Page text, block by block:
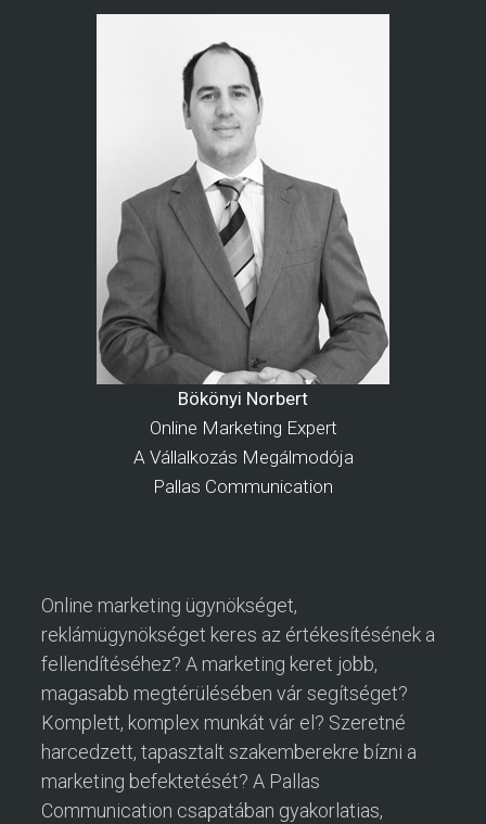
Bökönyi Norbert
Online Marketing Expert
A Vállalkozás Megálmodója
Pallas Communication
Online marketing ügynökséget,
reklámügynökséget keres az értékesítésének a
fellendítéséhez? A marketing keret jobb,
magasabb megtérülésében vár segítséget?
Komplett, komplex munkát vár el? Szeretné
harcedzett, tapasztalt szakemberekre bízni a
marketing befektetését? A Pallas
Communication csapatában gyakorlatias,